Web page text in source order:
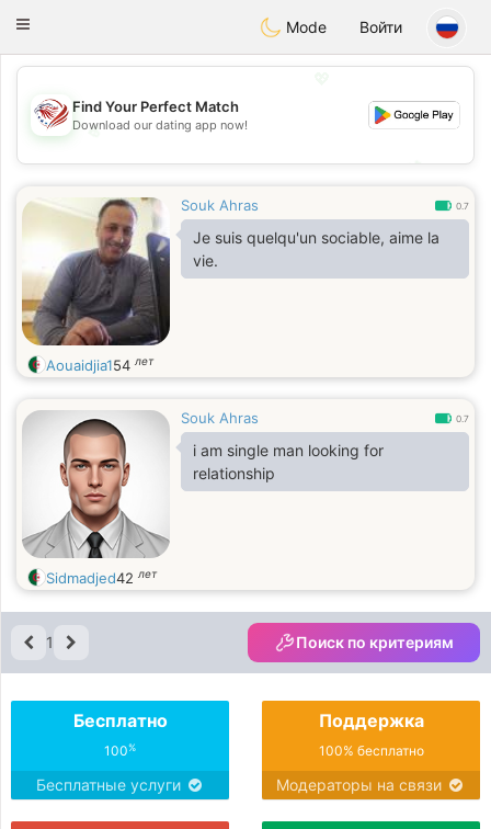
Dating
Toggle
Mode Войти
💖
💕
Find Your Perfect Match
Download our dating app now!
Souk Ahras 0.7
Je suis quelqu'un sociable, aime la
vie.
Aouaidjia154 лет
Souk Ahras 0.7
i am single man looking for
relationship
Sidmadjed42 лет
1 Поиск по критериям
Бесплатно
100%
Бесплатные услуги
Поддержка
100% бесплатно
Модераторы на связи